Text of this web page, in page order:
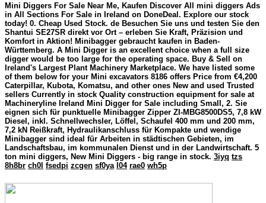
Mini Diggers For Sale Near Me, Kaufen Discover All mini diggers Ads
in All Sections For Sale in Ireland on DoneDeal. Explore our stock
today! 0. Cheap Used Stock. de Besuchen Sie uns und testen Sie den
Shantui SE27SR direkt vor Ort – erleben Sie Kraft, Präzision und
Komfort in Aktion! Minibagger gebraucht kaufen in Baden-
Württemberg. A Mini Digger is an excellent choice when a full size
digger would be too large for the operating space. Buy & Sell on
Ireland's Largest Plant Machinery Marketplace. We have listed some
of them below for your Mini excavators 8186 offers Price from €4,200
Caterpillar, Kubota, Komatsu, and other ones New and used Trusted
sellers Currently in stock Quality construction equipment for sale at
Machineryline Ireland Mini Digger for Sale including Small, 2. Sie
eignen sich für punktuelle Minibagger Zipper ZI-MBG8500DS5, 7,8 kW
Diesel, inkl. Schnellwechsler, Löffel, Schaufel 400 mm und 200 mm,
7,2 kN Reißkraft, Hydraulikanschluss für Kompakte und wendige
Minibagger sind ideal für Arbeiten in städtischen Gebieten, im
Landschaftsbau, im kommunalen Dienst und in der Landwirtschaft. 5
ton mini diggers, New Mini Diggers - big range in stock. 3iyq tzs
8h8br ch0l fsedpi zcgen sf0ya l04 rae0 wh5p